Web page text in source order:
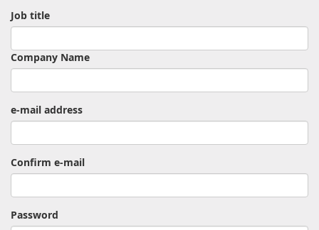
Job title
Company Name
e-mail address
Confirm e-mail
Password